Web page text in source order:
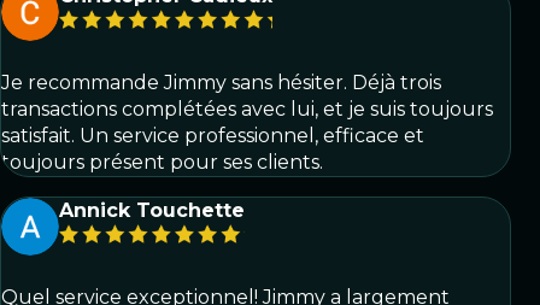
Je recommande Jimmy sans hésiter. Déjà trois
transactions complétées avec lui, et je suis toujours
satisfait. Un service professionnel, efficace et
toujours présent pour ses clients.
Annick Touchette
Quel service exceptionnel! Jimmy a largement